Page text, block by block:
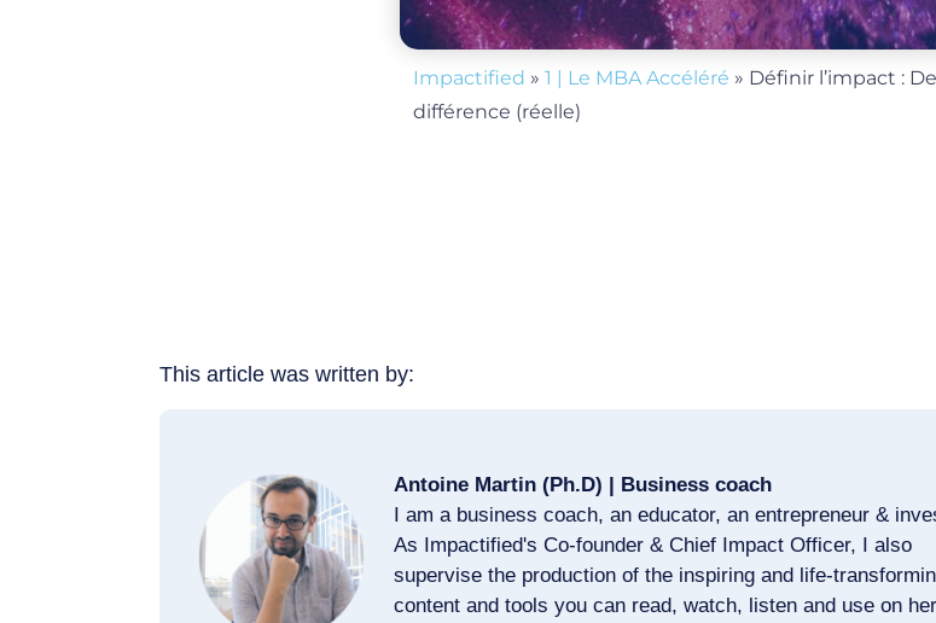
Impactified » 1 | Le MBA Accéléré » Définir l’impact :
différence (réelle)
This article was written by:
Antoine Martin (Ph.D) | Business coach
I am a business coach, an educator, an entrepreneur &
As Impactified's Co-founder & Chief Impact Officer, I also
supervise the production of the inspiring and life-
content and tools you can read, watch, listen and use on